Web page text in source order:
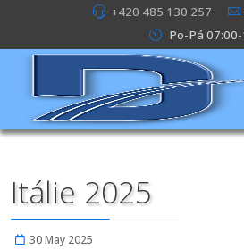
+420 485 130 257
Po-Pá
Itálie 2025
30 May 2025